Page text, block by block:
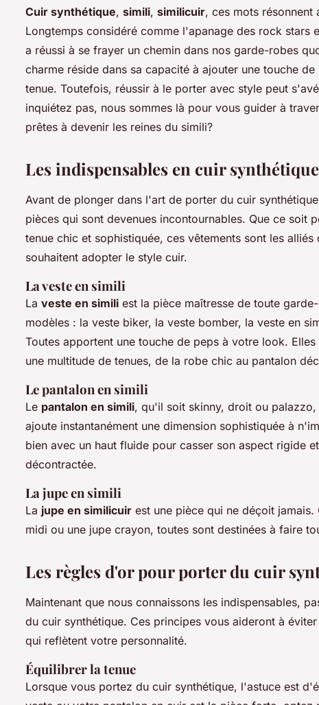
les techniques pour
en cuir
style?
Cuir synthétique, simili, similicuir, ces mots résonnent
Longtemps considéré comme l'apanage des rock stars
a réussi à se frayer un chemin dans nos garde-robes
charme réside dans sa capacité à ajouter une touche
tenue. Toutefois, réussir à le porter avec style peut
inquiétez pas, nous sommes là pour vous guider à
prêtes à devenir les reines du simili?
Les indispensables en cuir synthétique
Avant de plonger dans l'art de porter du cuir
pièces qui sont devenues incontournables. Que ce soit
tenue chic et sophistiquée, ces vêtements sont les
souhaitent adopter le style cuir.
La veste en simili
La veste en simili est la pièce maîtresse de toute
modèles : la veste biker, la veste bomber, la veste en
Toutes apportent une touche de peps à votre look.
une multitude de tenues, de la robe chic au pantalon
Le pantalon en simili
Le pantalon en simili, qu'il soit skinny, droit ou
ajoute instantanément une dimension sophistiquée à
bien avec un haut fluide pour casser son aspect rigide
décontractée.
La jupe en simili
La jupe en similicuir est une pièce qui ne déçoit
midi ou une jupe crayon, toutes sont destinées à faire
Les règles d'or pour porter du cuir
Maintenant que nous connaissons les indispensables,
du cuir synthétique. Ces principes vous aideront à
qui reflètent votre personnalité.
Équilibrer la tenue
Lorsque vous portez du cuir synthétique, l'astuce est